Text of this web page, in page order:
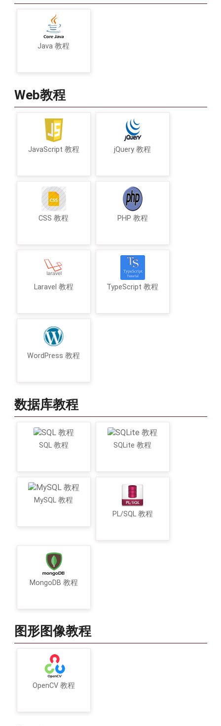
Java 教程
Web教程
JavaScript 教程 jQuery 教程
CSS 教程 PHP 教程
Laravel 教程 TypeScript 教程
WordPress 教程
数据库教程
SQL 教程 SQLite 教程
MySQL 教程
PL/SQL 教程
MongoDB 教程
图形图像教程
OpenCV 教程